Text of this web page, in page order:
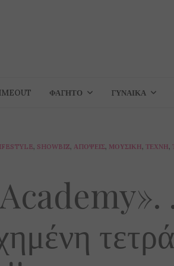
ΦΑΓΗΤΌ ΓΥΝΑΊΚΑ
, SHOWBIZ, ΑΠΌΨΕΙΣ, ΜΟΥΣΙΚΉ, ΤΈΧΝΗ,